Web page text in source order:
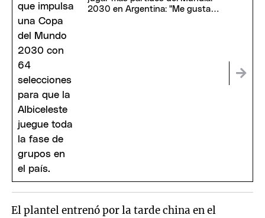
2030 en Argentina: "Me gustaría
El plantel entrenó por la tarde china en el